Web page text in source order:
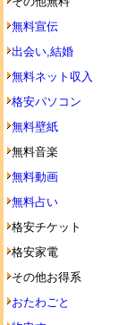
無料宣伝
出会い,結婚
無料ネット収入
格安パソコン
無料壁紙
無料音楽
無料動画
無料占い
格安チケット
格安家電
その他お得系
おたわごと